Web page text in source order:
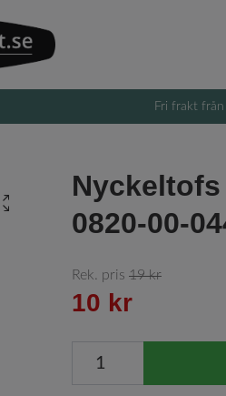
Fri frakt
0820-00-
Rek. pris 19 kr
10 kr